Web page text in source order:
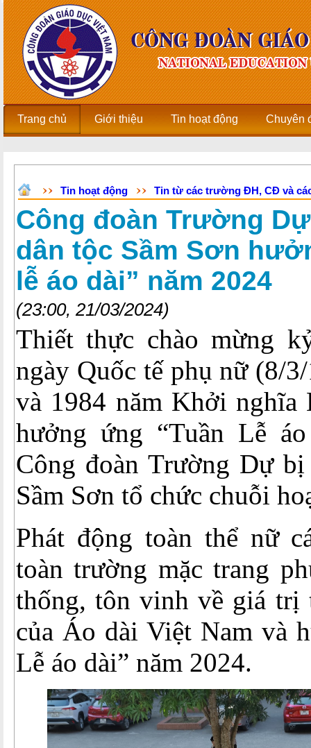
Trang chủ Giới thiệu Tin hoạt động Chuyên
Tin hoạt động Tin từ các trường ĐH, CĐ và
Công đoàn Trường
dân tộc Sầm Sơn
lễ áo dài” năm 2024
(23:00, 21/03/2024)
Thiết thực chào mừng
ngày Quốc tế phụ nữ (8/
và 1984 năm Khởi nghĩa
hưởng ứng “Tuần Lễ
Công đoàn Trường Dự
Sầm Sơn tổ chức chuỗi
Phát động toàn thể nữ
toàn trường mặc trang
thống, tôn vinh về giá trị
của Áo dài Việt Nam và
Lễ áo dài” năm 2024.